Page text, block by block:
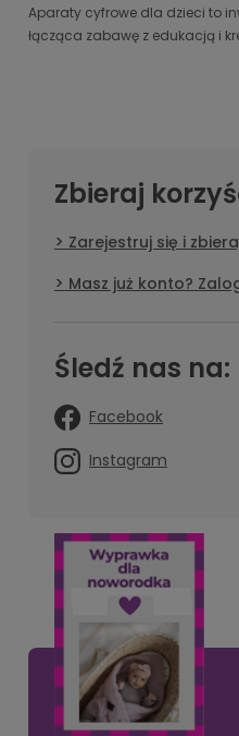
Aparaty cyfrowe dla dzieci to
łącząca zabawę z edukacją i
Zbieraj
Zarejestruj się i
Masz już konto?
Śledź nas na:
Facebook
Instagram